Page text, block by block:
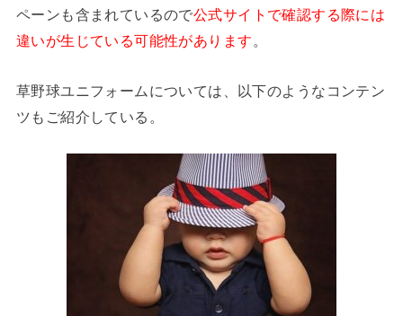
ペーンも含まれているので公式サイトで確認する際には
違いが生じている可能性があります 。
草野球ユニフォームについては、以下のようなコンテン
ツもご紹介している。